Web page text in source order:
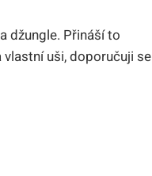
džungle. Přináší to
uši, doporučuji se